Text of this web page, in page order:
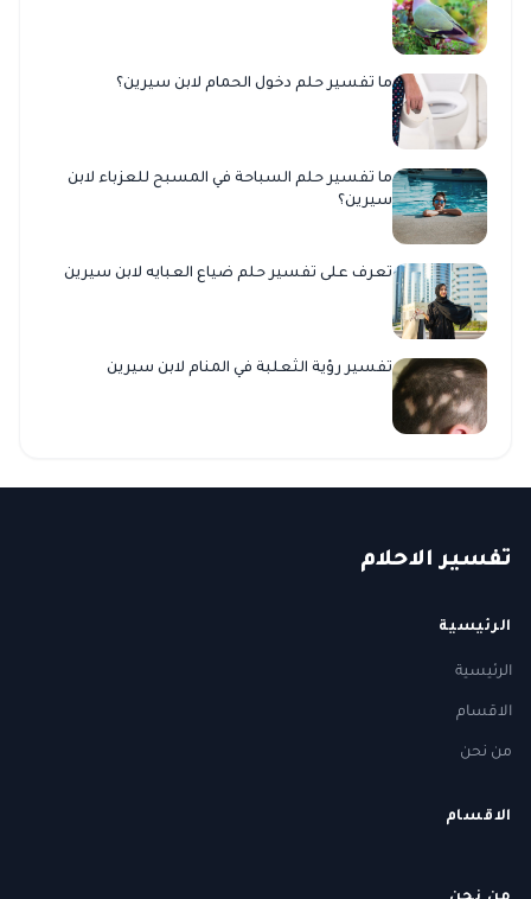
ما تفسير حلم دخول الحمام لابن سيرين؟
ما تفسير حلم السباحة في المسبح للعزباء لابن
سيرين؟
تعرف على تفسير حلم ضياع العبايه لابن سيرين
تفسير رؤية الثعلبة في المنام لابن سيرين
تفسير الاحلام
الرئيسية
الرئيسية
الاقسام
من نحن
الاقسام